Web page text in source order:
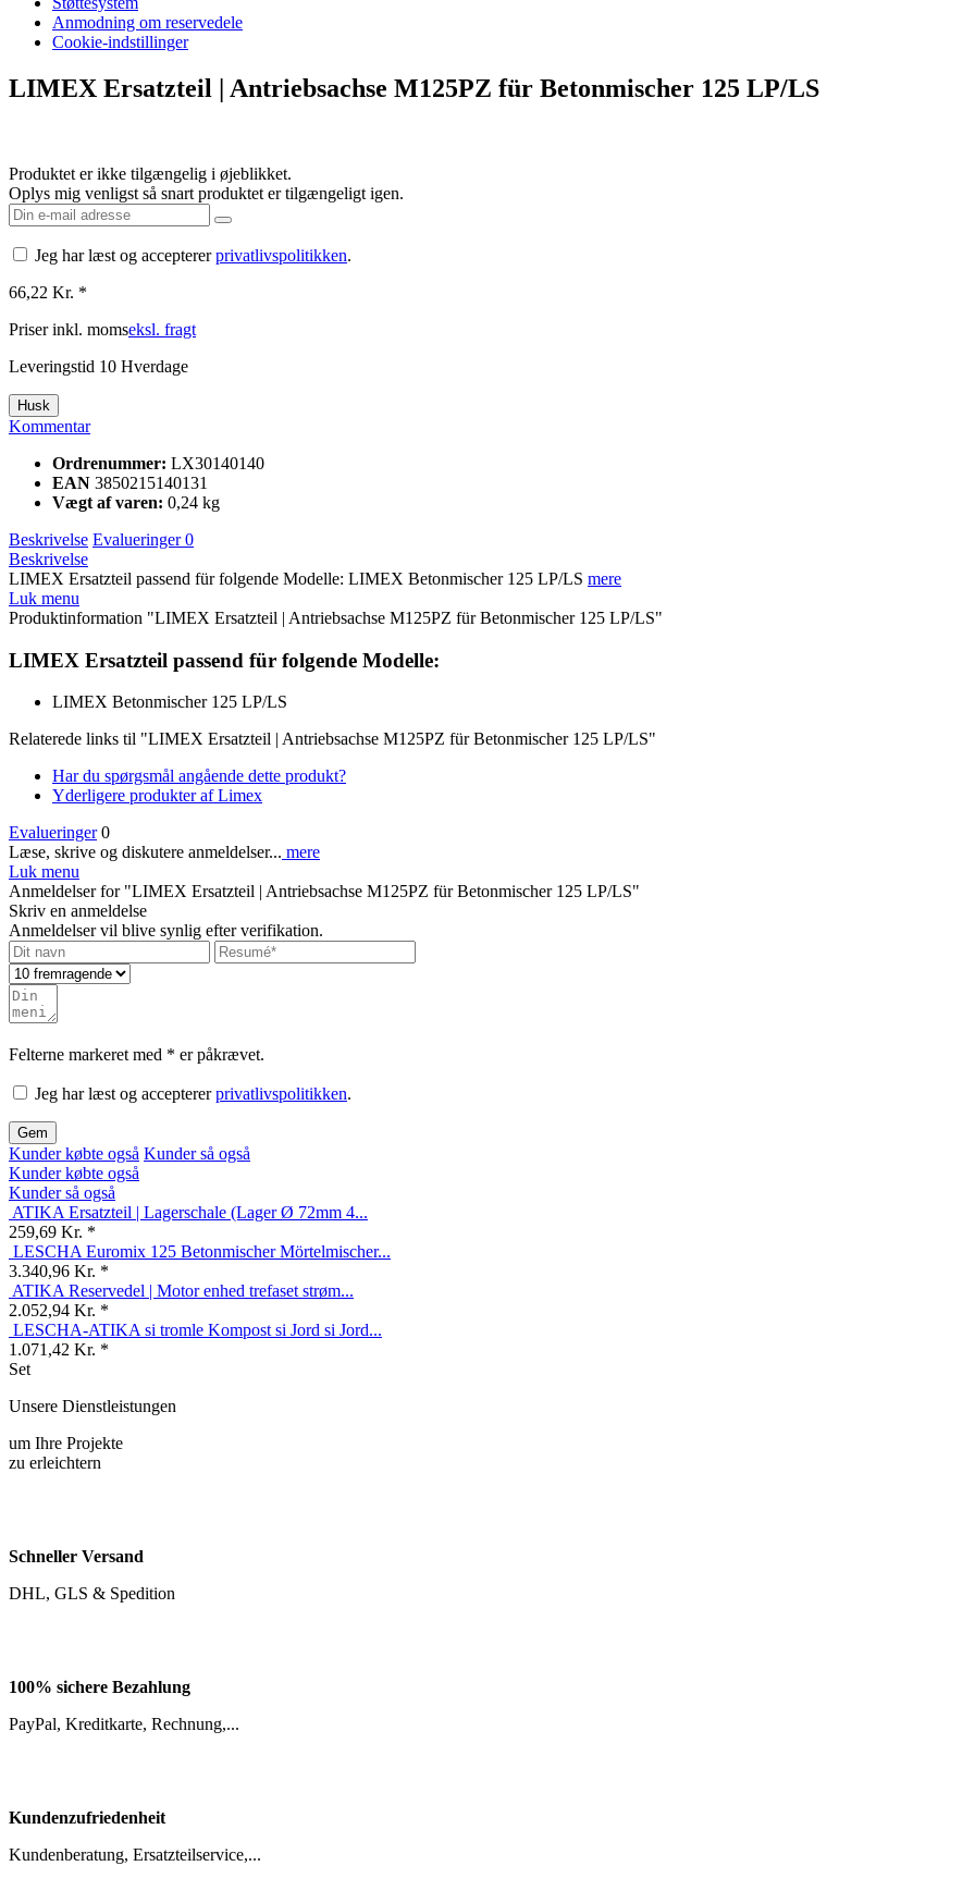
LIMEX Ersatzteil | Antriebsachse M125PZ für Betonmischer 125 LP/LS
Jeg har læst og acceptererprivatlivspolitikken.
Kommentar
Ordrenummer:
EAN
Beskrivelse Evalueringer0
Beskrivelse
Luk menu
Produktinformation "LIMEX Ersatzteil | Antriebsachse M125PZ für Betonmischer 125 LP/LS"
LIMEX Ersatzteil passend für folgende Modelle:
LIMEX Betonmischer 125 LP/LS
Yderligere produkter af Limex
Evalueringer 0
Læse, skrive og diskutere anmeldelser...
Anmeldelser for "LIMEX Ersatzteil | Antriebsachse M125PZ für Betonmischer 125 LP/LS"
Skriv en anmeldelse
Anmeldelser vil blive synlig efter verifikation.
Felterne markeret med * er påkrævet.
Jeg har læst og accepterer
Gem
Kunder købte også Kunder så også
Kunder købte også
Kunder så også
ATIKA Ersatzteil | Lagerschale (Lager Ø 72mm 4...
259,69 Kr. *
LESCHA Euromix 125 Betonmischer Mörtelmischer...
3.340,96 Kr. *
ATIKA Reservedel | Motor enhed trefaset strøm...
2.052,94 Kr. *
LESCHA-ATIKA si tromle Kompost si Jord si Jord...
1.071,42 Kr. *
Set
Unsere Dienstleistungen
zu erleichtern
PayPal, Kreditkarte, Rechnung,...
Kundenberatung, Ersatzteilservice,...